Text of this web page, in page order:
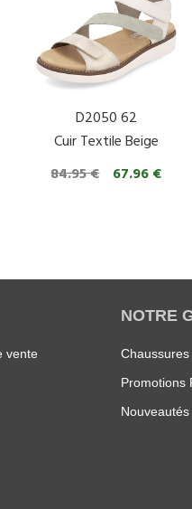
D2050 62
Cuir Textile Beige
84.95 € 67.96 €
vente
NOTRE
Promotions